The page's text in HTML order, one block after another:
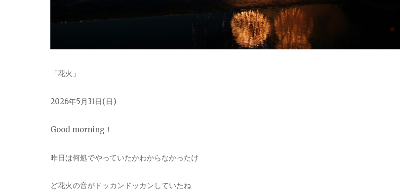
「花火」
2026年5月31日(日)
Good morning！
昨日は何処でやっていたかわからなかったけ
ど花火の音がドッカンドッカンしていたね